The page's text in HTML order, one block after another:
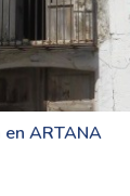
ARTANA